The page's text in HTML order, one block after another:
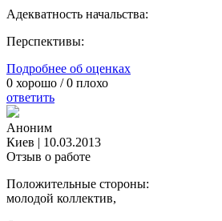
Адекватность начальства:
Перспективы:
Подробнее об оценках
0 хорошо /0 плохо
ответить
Аноним
Киев | 10.03.2013
Отзыв о работе
Положительные стороны:
молодой коллектив,